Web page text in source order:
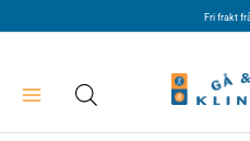
Fri frakt